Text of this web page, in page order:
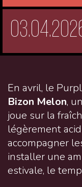
En avril, le
Bizon Melon,
joue sur la
légèrement
accompagner
installer une
estivale, le